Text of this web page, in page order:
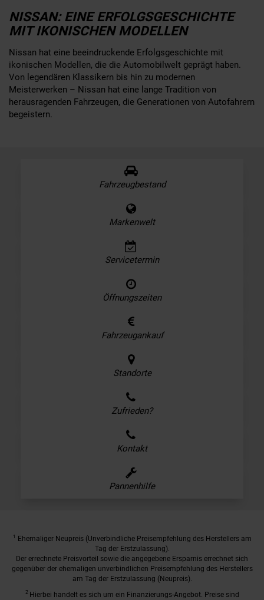
NISSAN: EINE ERFOLGSGESCHICHTE
MIT IKONISCHEN MODELLEN
Nissan hat eine beeindruckende Erfolgsgeschichte mit
ikonischen Modellen, die die Automobilwelt geprägt haben.
Von legendären Klassikern bis hin zu modernen
Meisterwerken – Nissan hat eine lange Tradition von
herausragenden Fahrzeugen, die Generationen von Autofahrern
begeistern.
Fahrzeugbestand
Markenwelt
Servicetermin
Öffnungszeiten
Fahrzeugankauf
Standorte
Zufrieden?
Kontakt
Pannenhilfe
1
Ehemaliger Neupreis (Unverbindliche Preisempfehlung des Herstellers am
Tag der Erstzulassung).
Der errechnete Preisvorteil sowie die angegebene Ersparnis errechnet sich
gegenüber der ehemaligen unverbindlichen Preisempfehlung des Herstellers
am Tag der Erstzulassung (Neupreis).
2 Hierbei handelt es sich um ein Finanzierungs-Angebot. Preise sind